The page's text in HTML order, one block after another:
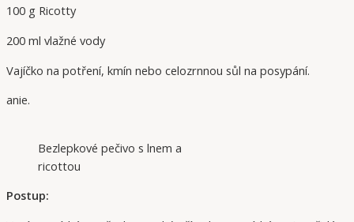
100 g Ricotty
200 ml vlažné vody
Vajíčko na potření, kmín nebo celozrnnou sůl na posypání.
anie.
Bezlepkové pečivo s lnem a
ricottou
Postup: